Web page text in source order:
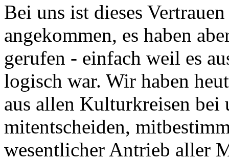
Bei uns ist dieses
angekommen, es haben
gerufen - einfach weil es
logisch war. Wir haben
aus allen Kulturkreisen bei
mitentscheiden,
wesentlicher Antrieb aller